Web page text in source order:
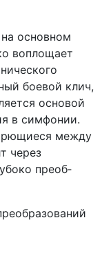
основном
воплощает
боевой клич,
основой
в симфонии.
между
через
преоб­